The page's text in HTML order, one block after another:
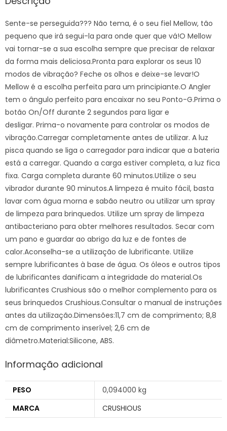
Sente-se perseguida??? Não tema, é o seu fiel Mellow, tão
pequeno que irá segui-la para onde quer que vá!O Mellow
vai tornar-se a sua escolha sempre que precisar de relaxar
da forma mais deliciosa.Pronta para explorar os seus 10
modos de vibração? Feche os olhos e deixe-se levar!O
Mellow é a escolha perfeita para um principiante.O Angler
tem o ângulo perfeito para encaixar no seu Ponto-G.Prima o
botão On/Off durante 2 segundos para ligar e
desligar. Prima-o novamente para controlar os modos de
vibração.Carregar completamente antes de utilizar. A luz
pisca quando se liga o carregador para indicar que a bateria
está a carregar. Quando a carga estiver completa, a luz fica
fixa. Carga completa durante 60 minutos.Utilize o seu
vibrador durante 90 minutos.A limpeza é muito fácil, basta
lavar com água morna e sabão neutro ou utilizar um spray
de limpeza para brinquedos. Utilize um spray de limpeza
antibacteriano para obter melhores resultados. Secar com
um pano e guardar ao abrigo da luz e de fontes de
calor.Aconselha-se a utilização de lubrificante. Utilize
sempre lubrificantes à base de água. Os óleos e outros tipos
de lubrificantes danificam a integridade do material.Os
lubrificantes Crushious são o melhor complemento para os
seus brinquedos Crushious.Consultar o manual de instruções
antes da utilização.Dimensões:11,7 cm de comprimento; 8,8
cm de comprimento inserível; 2,6 cm de
diâmetro.Material:Silicone, ABS.
Informação adicional
PESO
0,094000 kg
MARCA
CRUSHIOUS